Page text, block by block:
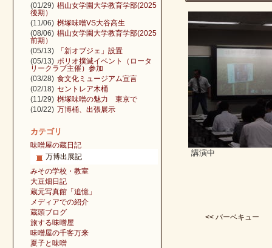
講演中
<< バーベキュー
(01/29) 椙山女学園大学教育学部(2025
後期）
(11/06) 桝塚味噌VS大谷高生
(08/06) 椙山女学園大学教育学部(2025
前期）
(05/13)
「新オブジェ」設置
(05/13) ポリオ撲滅イベント（ロータ
リークラブ主催）参加
(03/28) 食文化ミュージアム宣言
(02/18) セントレア木桶
(11/29) 桝塚味噌の魅力 東京で
(10/22) 万博桶、出張展示
カテゴリ
味噌屋の蔵日記
万博出展記
みその学校・教室
大豆畑日記
蔵元写真館「追憶」
メディアでの紹介
蔵頭ブログ
旅する味噌屋
味噌屋の千客万来
夏子と味噌